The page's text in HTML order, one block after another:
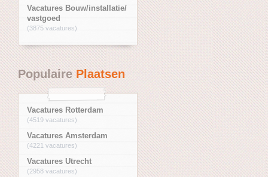
Vacatures Bouw/installatie/
vastgoed
(3875 vacatures)
PopulairePlaatsen
Vacatures Rotterdam
(4519 vacatures)
Vacatures Amsterdam
(4221 vacatures)
Vacatures Utrecht
(2958 vacatures)